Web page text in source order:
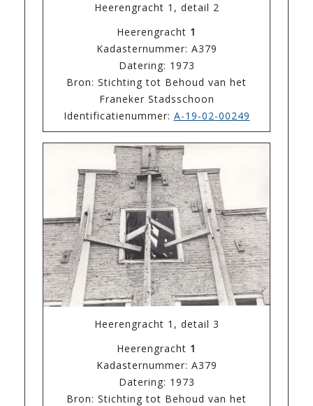
Heerengracht 1, detail 2
Heerengracht 1
Kadasternummer: A379
Datering: 1973
Bron: Stichting tot Behoud van het
Franeker Stadsschoon
Identificatienummer: A-19-02-00249
Heerengracht 1, detail 3
Heerengracht 1
Kadasternummer: A379
Datering: 1973
Bron: Stichting tot Behoud van het